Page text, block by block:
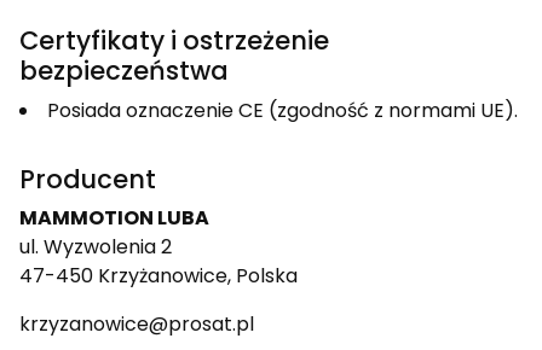
Certyfikaty i ostrzeżenie
bezpieczeństwa
Posiada oznaczenie CE (zgodność z normami UE).
Producent
MAMMOTION LUBA
ul. Wyzwolenia 2
47-450 Krzyżanowice, Polska
krzyzanowice@prosat.pl